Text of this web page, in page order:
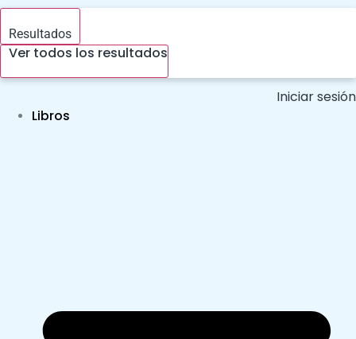
Resultados
Ver todos los resultados
Iniciar sesión
Libros